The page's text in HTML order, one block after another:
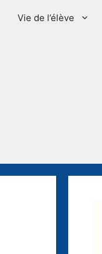
Vie de l’élève